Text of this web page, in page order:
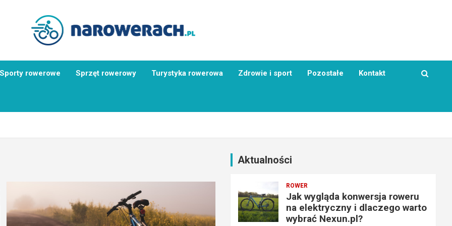
Sporty rowerowe Sprzęt rowerowy Turystyka rowerowa Zdrowie i sport Pozostałe Kontakt
Aktualności
ROWER
Jak wygląda konwersja roweru
na elektryczny i dlaczego warto
wybrać Nexun.pl?